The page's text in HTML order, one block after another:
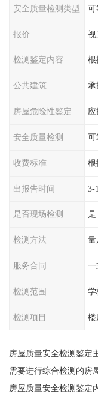
安全质量检测类型 可
报价 视
检测鉴定内容 根
公共建筑 承
房屋危险性鉴定
安全质量检测 可
收费标准 根
出报告时间 3-
是否现场检测 是
检测方法 量
服务合同 一
检测范围 学
检测项目 楼
房屋质量安全检测鉴定
需要进行综合检测的房
房屋质量安全检测鉴定